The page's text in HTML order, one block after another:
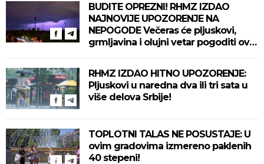
BUDITE OPREZNI! RHMZ IZDAO
NAJNOVIJE UPOZORENJE NA
NEPOGODE Večeras će pljuskovi,
grmljavina i olujni vetar pogoditi ove
RHMZ IZDAO HITNO UPOZORENJE:
Pljuskovi u naredna dva ili tri sata u
više delova Srbije!
TOPLOTNI TALAS NE POSUSTAJE: U
ovim gradovima izmereno paklenih
40 stepeni!